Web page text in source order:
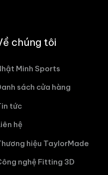
chúng tôi
Minh Sports
sách cửa hàng
tức
hệ
hiệu TaylorMade
nghệ Fitting 3D